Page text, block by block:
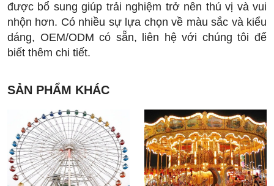
được bổ sung giúp trải nghiệm trở nên thú vị và vui
nhộn hơn. Có nhiều sự lựa chọn về màu sắc và kiểu
dáng, OEM/ODM có sẵn, liên hệ với chúng tôi để
biết thêm chi tiết.
SẢN PHẨM KHÁC